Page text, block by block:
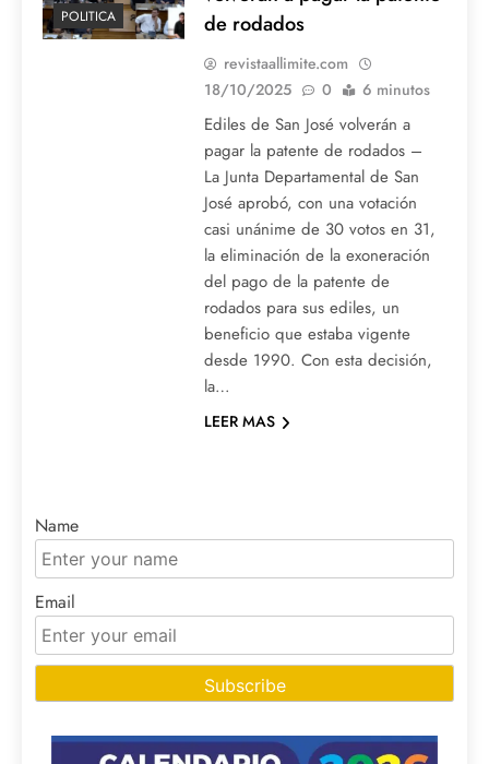
POLITICA
de rodados
revistaallimite.com
18/10/2025
0 6 minutos
Ediles de San José volverán a
pagar la patente de rodados –
La Junta Departamental de San
José aprobó, con una votación
casi unánime de 30 votos en 31,
la eliminación de la exoneración
del pago de la patente de
rodados para sus ediles, un
beneficio que estaba vigente
desde 1990. Con esta decisión,
la…
LEER MAS
Name
Email